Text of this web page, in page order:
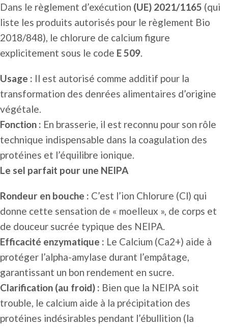
Dans le règlement d’exécution (UE) 2021/1165 (qui
liste les produits autorisés pour le règlement Bio
2018/848), le chlorure de calcium figure
explicitement sous le code E 509.
Usage : Il est autorisé comme additif pour la
transformation des denrées alimentaires d’origine
végétale.
Fonction : En brasserie, il est reconnu pour son rôle
technique indispensable dans la coagulation des
protéines et l’équilibre ionique.
Le sel parfait pour une NEIPA
Rondeur en bouche : C’est l’ion Chlorure (Cl) qui
donne cette sensation de « moelleux », de corps et
de douceur sucrée typique des NEIPA.
Efficacité enzymatique : Le Calcium (Ca2+) aide à
protéger l’alpha-amylase durant l’empâtage,
garantissant un bon rendement en sucre.
Clarification (au froid) : Bien que la NEIPA soit
trouble, le calcium aide à la précipitation des
protéines indésirables pendant l’ébullition (la